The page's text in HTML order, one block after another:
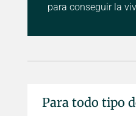
para conseguir la
Para todo tipo